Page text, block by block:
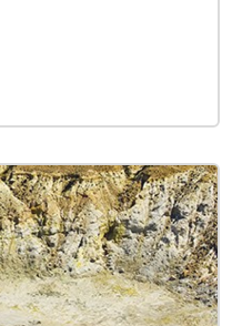
προς το εσωτερικό
να μεταφέρει
μεθόδους τη
ηφαιστειακών
περιλαμβάνονται
πετρώματα της
διαγράμματα,
και
απεικονίσεις και